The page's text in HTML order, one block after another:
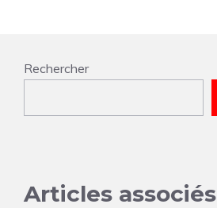
Rechercher
Articles associés